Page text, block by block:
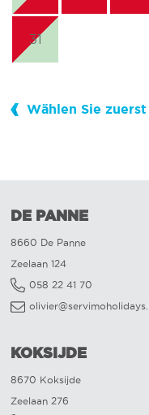
31
Wählen Sie
DE PANNE
8660 De Panne
Zeelaan 124
058 22 41 70
KOKSIJDE
8670 Koksijde
Zeelaan 276